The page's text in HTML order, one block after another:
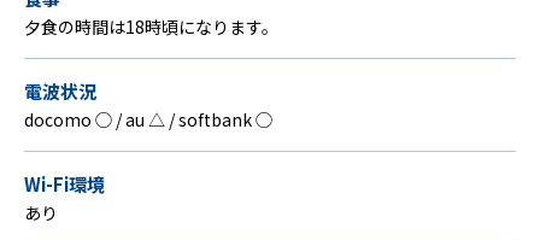
夕食の時間は18時頃になります。
電波状況
docomo ◯ / au △ / softbank ◯
Wi-Fi環境
あり